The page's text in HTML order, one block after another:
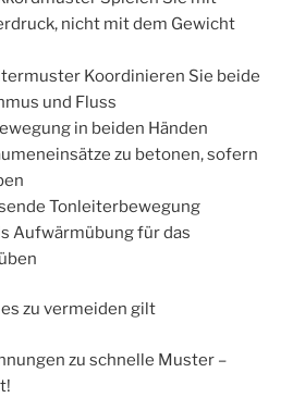
nicht mit dem Gewicht
Koordinieren Sie beide
und Fluss
in beiden Händen
zu betonen, sofern
Tonleiterbewegung
Aufwärmübung für das
es zu vermeiden gilt
zu schnelle Muster –